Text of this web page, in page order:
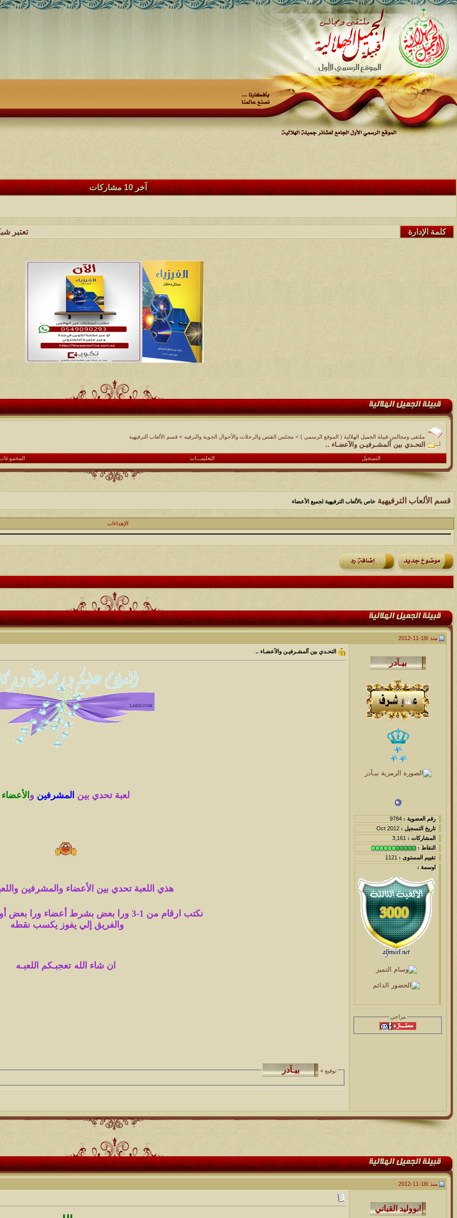
آخر 10 مشاركات
تعتبر شبكة وملتقى كلمة الإدارة
ملتقى ومجالس قبيلة الجميل الهلالية ( الموقع الرسمي ) > مجلس القنص والرحلات والأحوال الجوية والترفيه > قسم الألعاب الترفيهية
التحـدي بين آلمشـرفيـن والآعضـاء ..
التسجيل التعليمـــات
قسم الألعاب الترفيهية خاص بالألعاب الترفيهية لجميع الأعضاء
الإهداءات
منذ /18-11-2012
رقم العضوية : 9784
تاريخ التسجيل : Oct 2012
المشاركات : 3,161
النقاط :
تقييم المستوى : 1121
اوسمة :
مزاجي
التحـدي بين آلمشـرفيـن والآعضـاء ..
لعبة تحدي بين المشرفين و الأعضاء
هذي اللعبة تحدي بين الأعضاء والمشرفين
نكتب ارقام من 1-3 ورا بعض بشرط أعضاء ورا بعض أو مشرفين ورا بعض
والفريق إلي يفوز يكسب نقطه
ان شاء الله تعجبـكم اللعبـه
توقيع »
منذ /18-11-2012